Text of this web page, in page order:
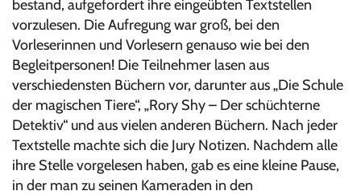
bestand, aufgefordert ihre eingeübten Textstellen
vorzulesen. Die Aufregung war groß, bei den
Vorleserinnen und Vorlesern genauso wie bei den
Begleitpersonen! Die Teilnehmer lasen aus
verschiedensten Büchern vor, darunter aus „Die Schule
der magischen Tiere“, „Rory Shy – Der schüchterne
Detektiv“ und aus vielen anderen Büchern. Nach jeder
Textstelle machte sich die Jury Notizen. Nachdem alle
ihre Stelle vorgelesen haben, gab es eine kleine Pause,
in der man zu seinen Kameraden in den